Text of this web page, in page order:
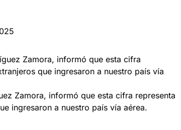
Zamora, informó que esta cifra representa
ingresaron a nuestro país vía aérea.